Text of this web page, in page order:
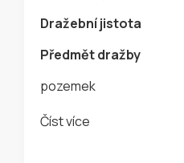
Dražební jistota
Předmět dražby
pozemek
Číst více